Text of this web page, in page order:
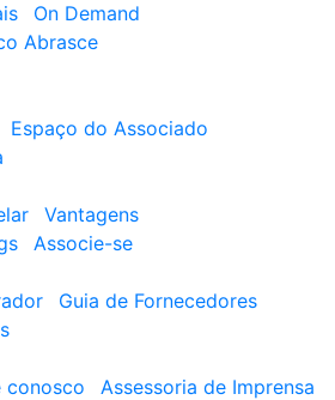
On Demand
Abrasce
Espaço do Associado
Vantagens
Associe-se
Guia de Fornecedores
conosco
Assessoria de Imprensa